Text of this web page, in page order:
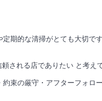
期的な清掃がとても大切です
される店でありたい と考え
束の厳守・アフターフォロ